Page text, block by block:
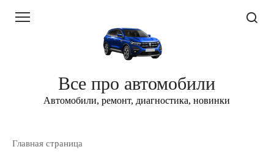
Все про автомобили
Автомобили, ремонт, диагностика, новинки
Главная страница